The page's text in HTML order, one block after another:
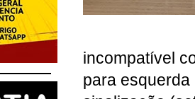
incompatível
para esquerda